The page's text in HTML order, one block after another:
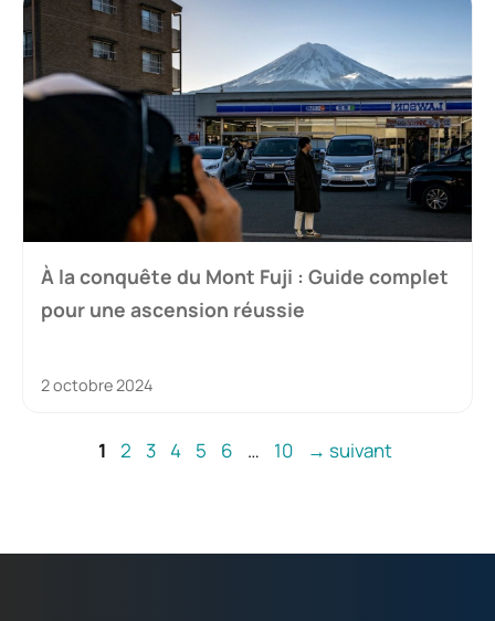
À la conquête du Mont Fuji : Guide complet
pour une ascension réussie
2 octobre 2024
Page
1 Page
2 Page
3 Page
4 Page
5 Page
6 … Page
10 → suivant